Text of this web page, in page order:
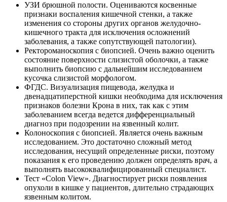
УЗИ брюшной полости. Оцениваются косвенные
признаки воспаления кишечной стенки, а также
изменения со стороны других органов желудочно-
кишечного тракта для исключения осложнений
заболевания, а также сопутствующей патологии).
Ректороманоскопия с биопсией. Очень важно оценить
состояние поверхности слизистой оболочки, а также
выполнить биопсию с дальнейшим исследованием
кусочка слизистой морфологом.
ФГДС. Визуализация пищевода, желудка и
двенадцатиперстной кишки необходима для исключения
признаков болезни Крона в них, так как с этим
заболеванием всегда ведется дифференциальный
диагноз при подозрении на язвенный колит.
Колоноскопия с биопсией. Является очень важным
исследованием. Это достаточно сложный метод
исследования, несущий определенные риски, поэтому
показания к его проведению должен определять врач, а
выполнять высококвалифицированный специалист.
Тест «Colon View». Диагностирует риски появления
опухоли в кишке у пациентов, длительно страдающих
язвенным колитом.